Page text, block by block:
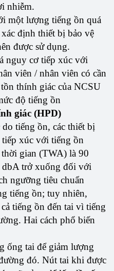
nhiễm.
một lượng tiếng ồn quá
định thiết bị bảo vệ
được sử dụng.
nguy cơ tiếp xúc với
viên / nhân viên có cần
thính giác của NCSU
độ tiếng ồn
giác (HPD)
tiếng ồn, các thiết bị
xúc với tiếng ồn
gian (TWA) là 90
dbA trở xuống đối với
ngưỡng tiêu chuẩn
tiếng ồn; tuy nhiên,
tiếng ồn đến tai vì tiếng
Hai cách phổ biến
ống tai để giảm lượng
đó. Nút tai khi được